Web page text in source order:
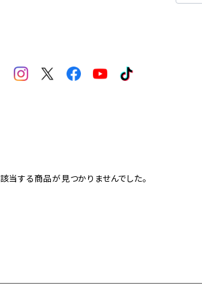
該当する商品が見つかりませんでした。